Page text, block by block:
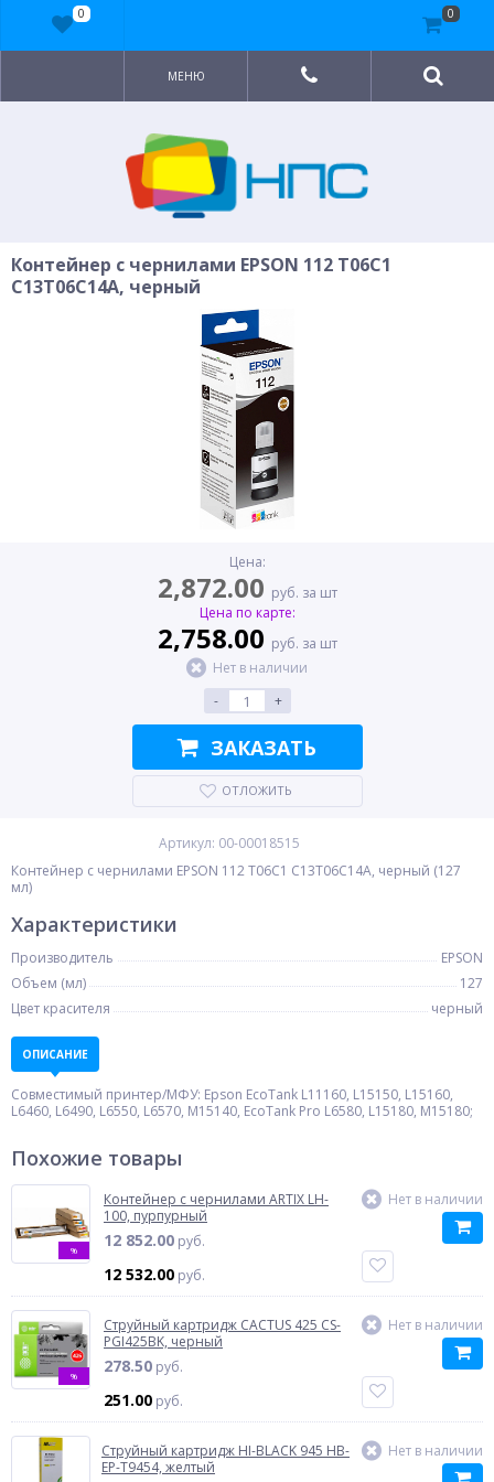
МЕНЮ
Контейнер с чернилами EPSON 112 T06C1
C13T06C14A, черный
Цена:
2,872.00 руб. за шт
Цена по карте:
2,758.00 руб. за шт
Нет в наличии
-
+
ЗАКАЗАТЬ
ОТЛОЖИТЬ
Артикул: 00-00018515
Контейнер с чернилами EPSON 112 T06C1 C13T06C14A, черный (127
мл)
Характеристики
Производитель
EPSON
Объем (мл)
127
Цвет красителя
черный
ОПИСАНИЕ
Совместимый принтер/МФУ: Epson EcoTank L11160, L15150, L15160,
L6460, L6490, L6550, L6570, M15140, EcoTank Pro L6580, L15180, M15180;
Похожие товары
%
Контейнер с чернилами ARTIX LH-
100, пурпурный
12 852.00 руб.
12 532.00 руб.
Нет в наличии
%
Струйный картридж CACTUS 425 CS-
PGI425BK, черный
278.50 руб.
251.00 руб.
Нет в наличии
Струйный картридж HI-BLACK 945 HB-
EP-T9454, желтый
Нет в наличии
0 0